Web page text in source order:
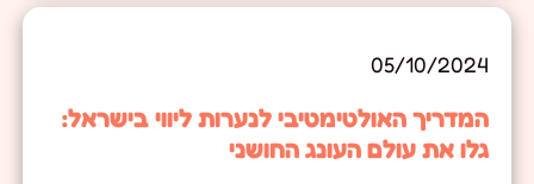
05/10/2024
המדריך האולטימטיבי לנערות ליווי בישראל:
גלו את עולם העונג החושני